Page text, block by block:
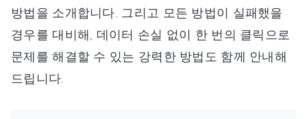
방법을 소개합니다. 그리고 모든 방법이 실패했을
경우를 대비해, 데이터 손실 없이 한 번의 클릭으로
문제를 해결할 수 있는 강력한 방법도 함께 안내해
드립니다.